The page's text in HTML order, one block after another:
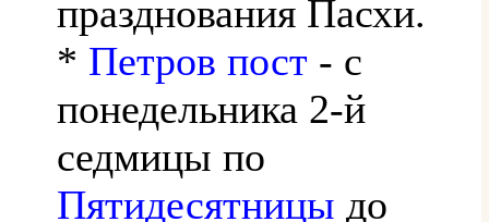
празднования Пасхи.
* Петров пост - с
понедельника 2-й
седмицы по
Пятидесятницы до